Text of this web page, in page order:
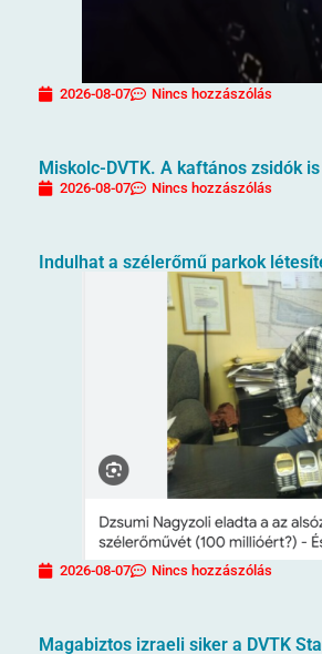
2026-08-07 Nincs hozzászólás
Miskolc-DVTK. A kaftános zsidók
2026-08-07 Nincs hozzászólás
Indulhat a szélerőmű parkok
2026-08-07 Nincs hozzászólás
Magabiztos izraeli siker a DVTK